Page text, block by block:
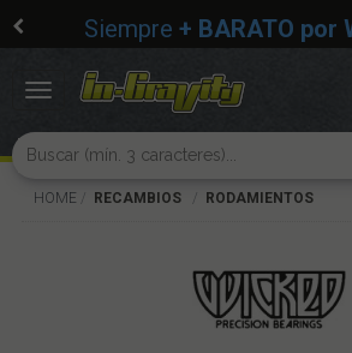
Siempre + BARATO por
Toggle
HOME RECAMBIOS RODAMIENTOS